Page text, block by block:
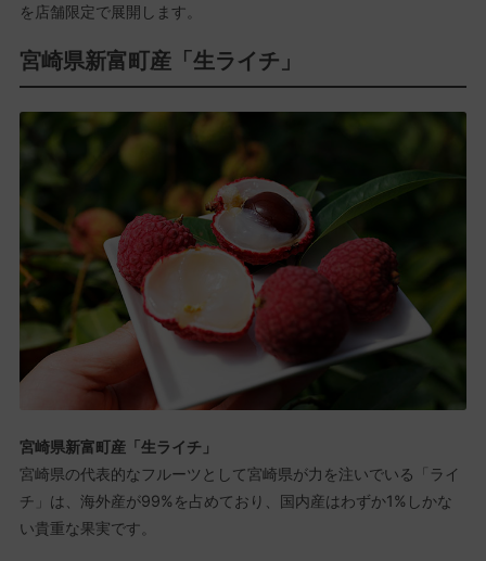
を店舗限定で展開します。
宮崎県新富町産「生ライチ」
宮崎県新富町産「生ライチ」
宮崎県の代表的なフルーツとして宮崎県が力を注いでいる「ライ
チ」は、海外産が99%を占めており、国内産はわずか1%しかな
い貴重な果実です。